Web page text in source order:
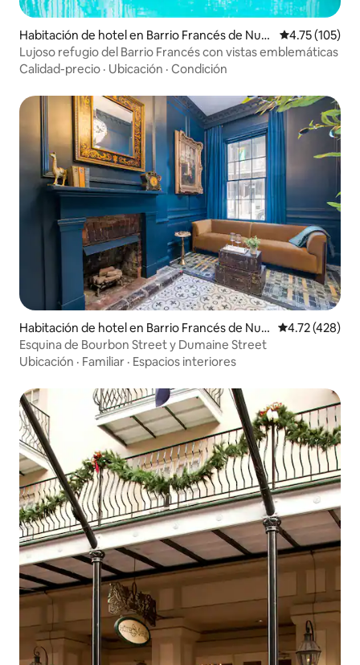
Habitación de hotel en Barrio Francés de Nue
va Orleans
Calificación
4.75 (105)
Lujoso refugio del Barrio Francés con vistas emblemáticas
Calidad-precio · Ubicación · Condición
Habitación de hotel en Barrio Francés de Nue
va Orleans
Calificación
4.72 (428)
Esquina de Bourbon Street y Dumaine Street
Ubicación · Familiar · Espacios interiores